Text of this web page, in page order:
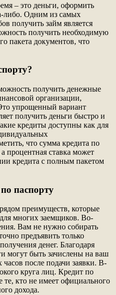
– это деньги, оформить
либо. Одним из самых
получить займ является
получить необходимую
пакета документов, что
получить денежные
организации,
упрощенный вариант
получить деньги быстро и
кредиты доступны как для
что сумма кредита по
процентная ставка может
кредита с полным пакетом
паспорту
преимуществ, которые
многих заемщиков. Во-
Вам не нужно собирать
предъявить только
денег. Благодаря
могут быть зачислены на ваш
часов после подачи заявки. В-
круга лиц. Кредит по
те, кто не имеет официального
дохода.